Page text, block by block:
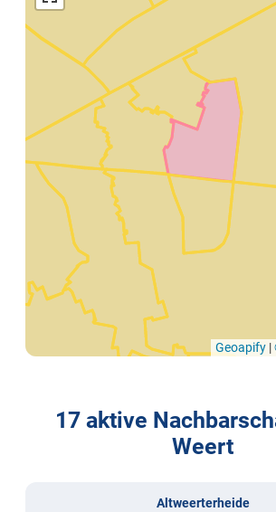
Geoapify |
17 aktive
Weert
Altweerterheide